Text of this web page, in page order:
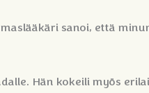
sanoi, että
Hän kokeili myös